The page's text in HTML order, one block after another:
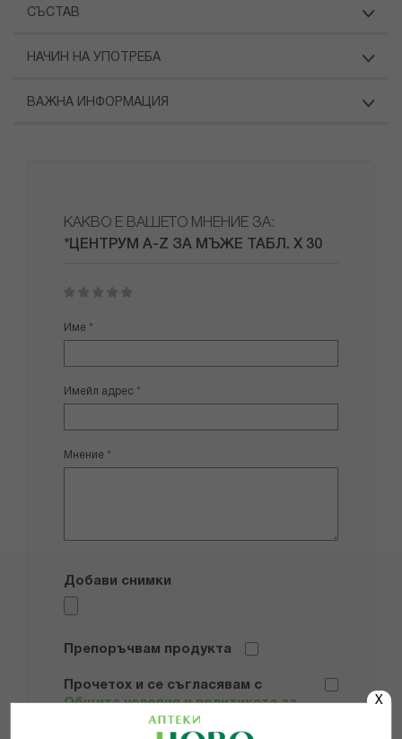
X
СЪСТАВ
НАЧИН НА УПОТРЕБА
ВАЖНА ИНФОРМАЦИЯ
КАКВО Е ВАШЕТО МНЕНИЕ ЗА:
*ЦЕНТРУМ A-Z ЗА МЪЖЕ ТАБЛ. Х 30
star
stars
stars
stars
stars
Име
Имейл адрес
Мнение
Добави снимки
Препоръчвам продукта
Прочетох и се съгласявам с
Общите условия и политиката за
поверителност *